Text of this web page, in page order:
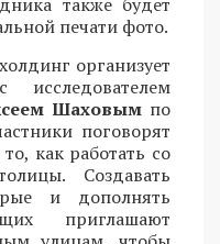
также будет
печати фото.
организует
Шаховым по
поговорят
как работать со
Создавать
и дополнять
приглашают